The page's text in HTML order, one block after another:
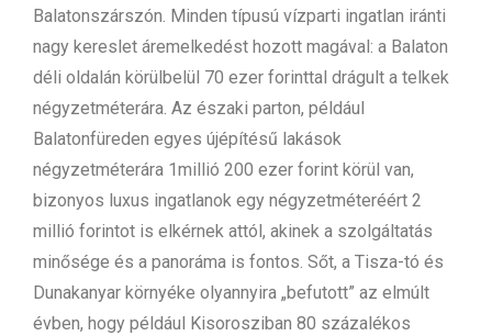
Balatonszárszón. Minden típusú vízparti ingatlan iránti
nagy kereslet áremelkedést hozott magával: a Balaton
déli oldalán körülbelül 70 ezer forinttal drágult a telkek
négyzetméterára. Az északi parton, például
Balatonfüreden egyes újépítésű lakások
négyzetméterára 1millió 200 ezer forint körül van,
bizonyos luxus ingatlanok egy négyzetméteréért 2
millió forintot is elkérnek attól, akinek a szolgáltatás
minősége és a panoráma is fontos. Sőt, a Tisza-tó és
Dunakanyar környéke olyannyira „befutott” az elmúlt
évben, hogy például Kisorosziban 80 százalékos